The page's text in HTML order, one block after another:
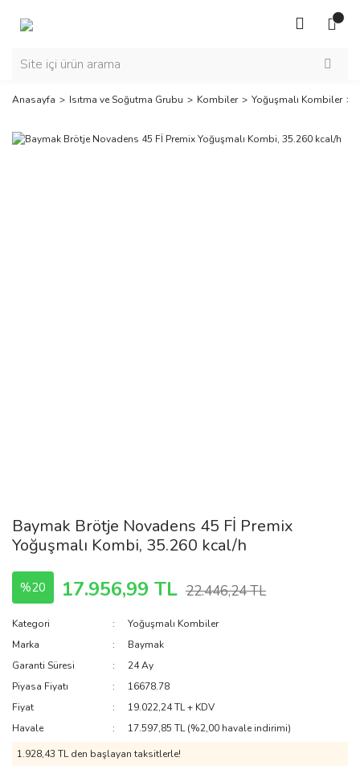
Anasayfa Isıtma ve Soğutma Grubu Kombiler Yoğuşmalı Kombiler
Baymak Brötje Novadens 45 Fİ Premix
Yoğuşmalı Kombi, 35.260 kcal/h
%20 17.956,99 TL 22.446,24 TL
Kategori
Yoğuşmalı Kombiler
Marka
Baymak
Garanti Süresi
24 Ay
Piyasa Fiyatı
16678.78
Fiyat
19.022,24 TL + KDV
Havale
17.597,85 TL (%2,00 havale indirimi)
1.928,43 TL den başlayan taksitlerle!